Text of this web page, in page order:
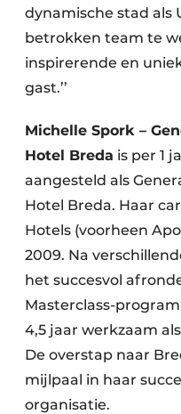
dynamische stad als
betrokken team te
inspirerende en
gast.’’
Michelle Spork –
Hotel Breda is per 1
aangesteld als
Hotel Breda. Haar
Hotels (voorheen
2009. Na
het succesvol
Masterclass-
4,5 jaar werkzaam
De overstap naar
mijlpaal in haar
organisatie.